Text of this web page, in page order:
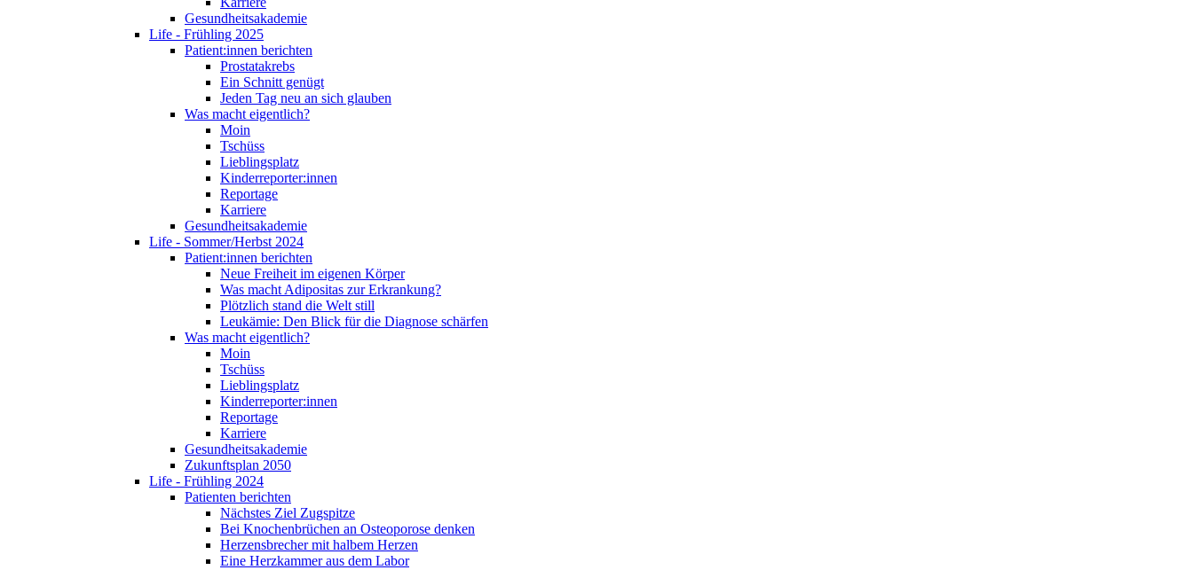
Gesundheitsakademie
Life - Frühling 2025
Patient:innen berichten
Prostatakrebs
Ein Schnitt genügt
Jeden Tag neu an sich glauben
Was macht eigentlich?
Moin
Tschüss
Lieblingsplatz
Kinderreporter:innen
Reportage
Karriere
Gesundheitsakademie
Life - Sommer/Herbst 2024
Patient:innen berichten
Neue Freiheit im eigenen Körper
Was macht Adipositas zur Erkrankung?
Plötzlich stand die Welt still
Leukämie: Den Blick für die Diagnose schärfen
Was macht eigentlich?
Moin
Tschüss
Lieblingsplatz
Kinderreporter:innen
Reportage
Karriere
Gesundheitsakademie
Zukunftsplan 2050
Life - Frühling 2024
Patienten berichten
Nächstes Ziel Zugspitze
Bei Knochenbrüchen an Osteoporose denken
Herzensbrecher mit halbem Herzen
Eine Herzkammer aus dem Labor